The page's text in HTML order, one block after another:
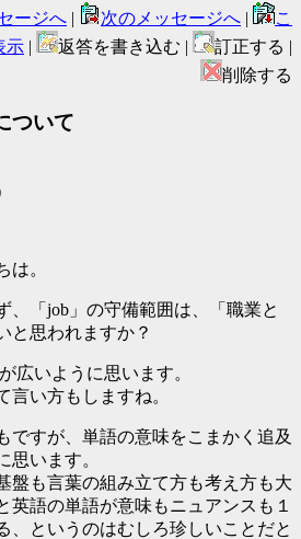
ージへ | 次のメッセージへ |
こ
示 | 返答を書き込む |
訂正する |
削除する
ついて
は。
、「job」の守備範囲は、「職業と
と思われますか？
広いように思います。
言い方もしますね。
ですが、単語の意味をこまかく追及
思います。
盤も言葉の組み立て方も考え方も大
英語の単語が意味もニュアンスも１
、というのはむしろ珍しいことだと